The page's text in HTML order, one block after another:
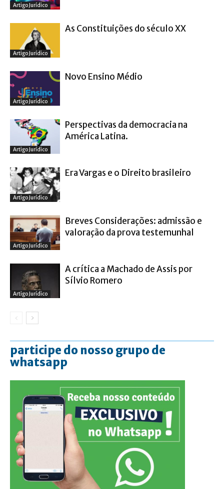
Artigo Jurídico
Artigo Jurídico
As Constituições do século XX
Artigo Jurídico
Novo Ensino Médio
Artigo Jurídico
Perspectivas da democracia na
América Latina.
Artigo Jurídico
Era Vargas e o Direito brasileiro
Artigo Jurídico
Breves Considerações: admissão e
valoração da prova testemunhal
Artigo Jurídico
A crítica a Machado de Assis por
Sílvio Romero
participe do nosso grupo de
whatsapp